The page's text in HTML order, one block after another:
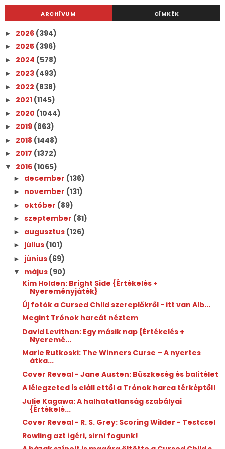
ARCHÍVUM CÍMKÉK
► 2026 (394)
► 2025 (396)
► 2024 (578)
► 2023 (493)
► 2022 (838)
► 2021 (1145)
► 2020 (1044)
► 2019 (863)
► 2018 (1448)
► 2017 (1372)
▼ 2016 (1065)
► december (136)
► november (131)
► október (89)
► szeptember (81)
► augusztus (126)
► július (101)
► június (69)
▼ május (90)
Kim Holden: Bright Side {Értékelés +
Nyereményjáték}
Új fotók a Cursed Child szereplőkről - itt van Alb...
Megint Trónok harcát néztem
David Levithan: Egy másik nap {Értékelés +
Nyeremé...
Marie Rutkoski: The Winners Curse – A nyertes
átka...
Cover Reveal - Jane Austen: Büszkeség és balítélet
A lélegzeted is eláll ettől a Trónok harca térképtől!
Julie Kagawa: A halhatatlanság szabályai
{Értékelé...
Cover Reveal - R. S. Grey: Scoring Wilder - Testcsel
Rowling azt ígéri, sírni fogunk!